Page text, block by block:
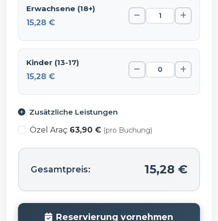
Erwachsene (18+)
15,28 €
Kinder (13-17)
15,28 €
Zusätzliche Leistungen
Özel Araç 63,90 € (pro Buchung)
Gesamtpreis: 15,28 €
Reservierung vornehmen